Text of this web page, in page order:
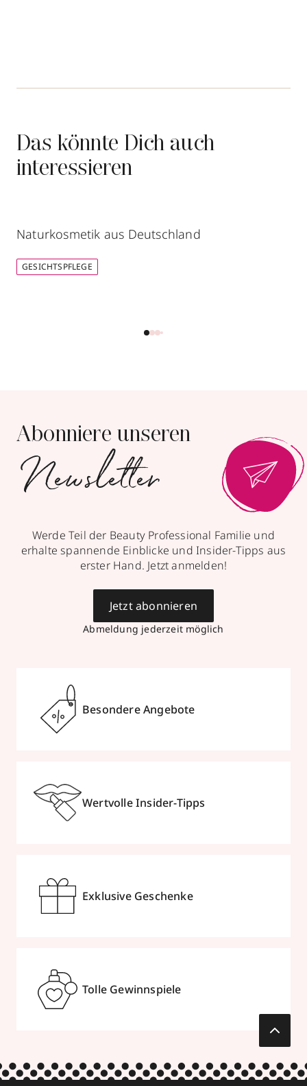
Das könnte Dich auch
interessieren
Naturkosmetik aus Deutschland
GESICHTSPFLEGE
Abonniere unseren
Newsletter
Werde Teil der Beauty Professional Familie und
erhalte spannende Einblicke und Insider-Tipps aus
erster Hand. Jetzt anmelden!
Abmeldung jederzeit möglich
Jetzt abonnieren
Besondere Angebote
Wertvolle Insider-Tipps
Exklusive Geschenke
Tolle Gewinnspiele